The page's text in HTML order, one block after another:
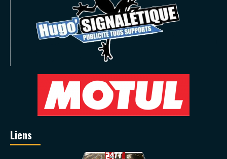
Liens